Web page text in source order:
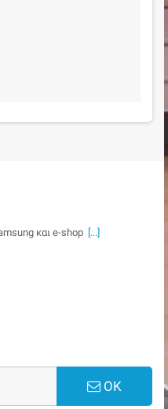
και e-shop [...]
ΟΚ